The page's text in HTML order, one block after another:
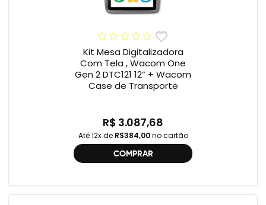
Kit Mesa Digitalizadora
Com Tela , Wacom One
Gen 2 DTC121 12” + Wacom
Case de Transporte
R$ 3.087,68
Até 12x de R$384,00no cartão
COMPRAR